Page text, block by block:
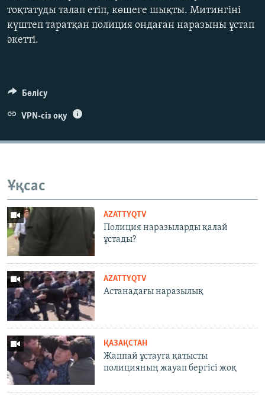
тоқтатуды талап етіп, көшеге шықты. Митингіні
күштеп таратқан полиция ондаған наразыны ұстап
әкетті.
Бөлісу
VPN-сіз оқу
Ұқсас
AZATTYQTV
Полиция наразыларды қалай
ұстады?
AZATTYQTV
Астанадағы наразылық
ҚАЗАҚСТАН
Жаппай ұстауға қатысты
полицияның жауап бергісі жоқ